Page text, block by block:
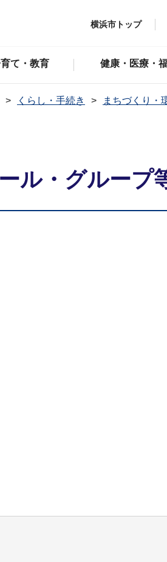
横浜市トップ
て・教育 健康・医療・
くらし・手続き まちづくり・
ル・グループ